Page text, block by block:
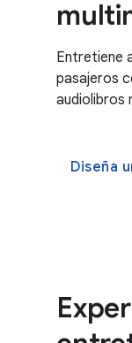
Entretiene
pasajeros
audiolibros
Diseña una